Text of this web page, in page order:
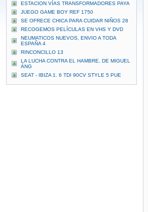
ESTACION VÍAS TRANSFORMADORES PAYA
JUEGO GAME BOY REF 1750
SE OFRECE CHICA PARA CUIDAR NIÑOS 28
RECOGEMOS PELÍCULAS EN VHS Y DVD
NEUMATICOS NUEVOS, ENVIO A TODA
ESPAÑA 4
RINCONCILLO 13
LA LUCHA CONTRA EL HAMBRE, DE MIGUEL
ÁNG
SEAT - IBIZA 1. 6 TDI 90CV STYLE 5 PUE